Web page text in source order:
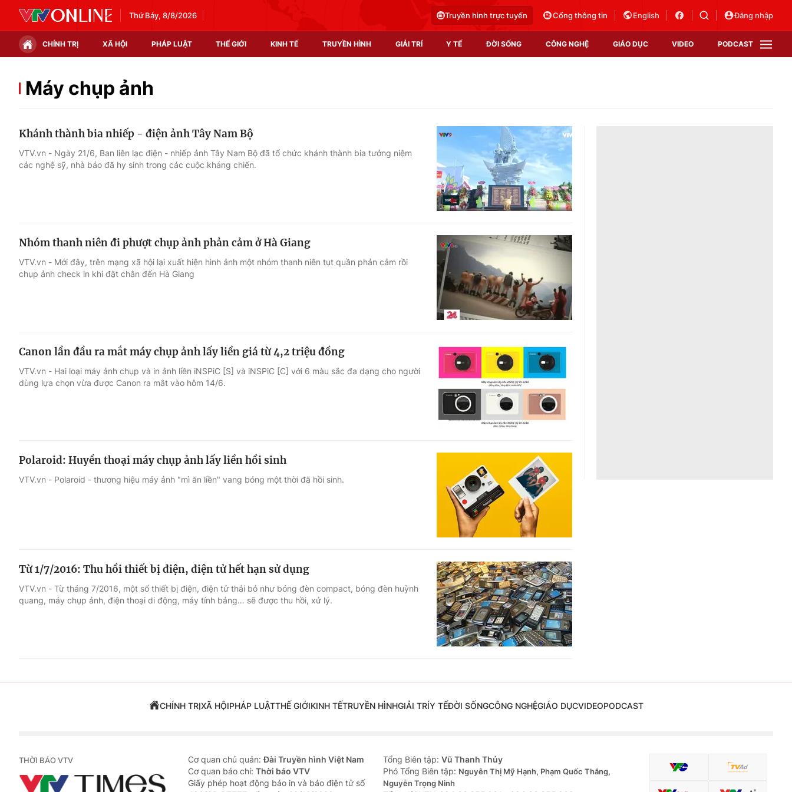
Thứ Bảy, 8/8/2026 Truyền hình trực tuyến Cổng thông tin English Đăng nhập
CHÍNH TRỊ XÃ HỘI PHÁP LUẬT THẾ GIỚI KINH TẾ TRUYỀN HÌNH GIẢI TRÍ Y TẾ ĐỜI SỐNG CÔNG NGHỆ GIÁO DỤC VIDEO PODCAST
Chính trị
Thế giới đó đây
Thị trường
Video
Shorts video
Podcast
EMagazine
Photo
Infographic
Góc ảnh
Điện ảnh
Âm nhạc
Sao
Du lịch
Làm đẹp
Chất lượng cuộc sống
Tuyển sinh
Học trực tuyến
Công nghệ
Hitech Công nghệ tương lai
Sản phẩm
Thị trường
Tư vấn
VTV Sức khoẻ
Máy chụp ảnh
Khánh thành bia nhiếp - điện ảnh Tây Nam Bộ
VTV.vn - Ngày 21/6, Ban liên lạc điện - nhiếp ảnh Tây Nam Bộ đã tổ chức khánh thành bia tưởng niệm
các nghệ sỹ, nhà báo đã hy sinh trong các cuộc kháng chiến.
Nhóm thanh niên đi phượt chụp ảnh phản cảm ở Hà Giang
VTV.vn - Mới đây, trên mạng xã hội lại xuất hiện hình ảnh một nhóm thanh niên tụt quần phản cảm rồi
chụp ảnh check in khi đặt chân đến Hà Giang
Canon lần đầu ra mắt máy chụp ảnh lấy liền giá từ 4,2 triệu đồng
VTV.vn - Hai loại máy ảnh chụp và in ảnh liền iNSPiC [S] và iNSPiC [C] với 6 màu sắc đa dạng cho người
dùng lựa chọn vừa được Canon ra mắt vào hôm 14/6.
Polaroid: Huyền thoại máy chụp ảnh lấy liền hồi sinh
VTV.vn - Polaroid - thương hiệu máy ảnh "mì ăn liền" vang bóng một thời đã hồi sinh.
Từ 1/7/2016: Thu hồi thiết bị điện, điện tử hết hạn sử dụng
VTV.vn - Từ tháng 7/2016, một số thiết bị điện, điện tử thải bỏ như bóng đèn compact, bóng đèn huỳnh
quang, máy chụp ảnh, điện thoại di động, máy tính bảng… sẽ được thu hồi, xử lý.
CHÍNH TRỊXÃ HỘIPHÁP LUẬTTHẾ GIỚIKINH TẾTRUYỀN HÌNHGIẢI TRÍY TẾĐỜI SỐNGCÔNG NGHỆGIÁO DỤCVIDEOPODCAST
THỜI BÁO VTV Cơ quan chủ quản:Đài Truyền hình Việt Nam
Cơ quan báo chí: Thời báo VTV
Giấy phép hoạt động báo in và báo điện tử số
Tổng Biên tập: Vũ Thanh Thủy
Phó Tổng Biên tập: Nguyễn Thị Mỹ Hạnh, Phạm Quốc Thắng,
Nguyễn Trọng Ninh